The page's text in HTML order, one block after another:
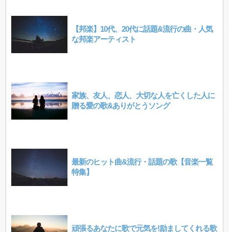
【邦楽】10代、20代に話題&流行の曲・人気
な邦楽アーティスト
家族、友人、恋人、大切な人を亡くした人に
贈る愛の歌&ありがとうソング
最新のヒット曲&流行・話題の歌【音楽一覧
特集】
頑張るあなたに歌で元気を!励ましてくれる歌